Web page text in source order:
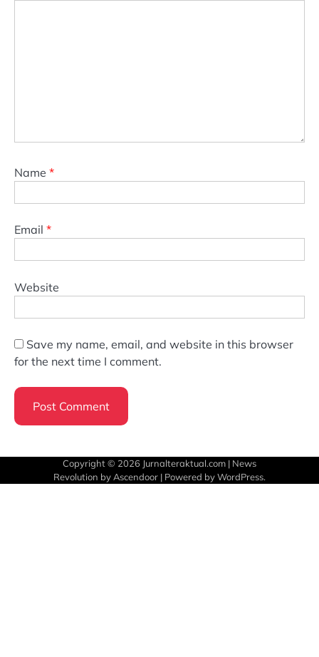
Name *
Email *
Website
Save my name, email, and website in this browser
for the next time I comment.
Copyright © 2026 Jurnalteraktual.com | News
Revolution by Ascendoor | Powered byWordPress.